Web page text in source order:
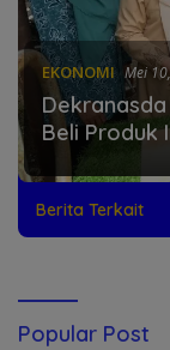
EKONOMI Mei
Beli Produk
Berita Terkait
Popular Post